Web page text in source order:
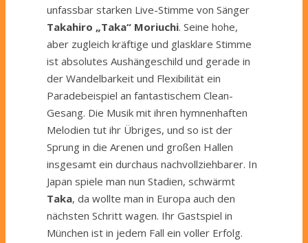
unfassbar starken Live-Stimme von Sänger
Takahiro „Taka“ Moriuchi. Seine hohe,
aber zugleich kräftige und glasklare Stimme
ist absolutes Aushängeschild und gerade in
der Wandelbarkeit und Flexibilität ein
Paradebeispiel an fantastischem Clean-
Gesang. Die Musik mit ihren hymnenhaften
Melodien tut ihr Übriges, und so ist der
Sprung in die Arenen und großen Hallen
insgesamt ein durchaus nachvollziehbarer. In
Japan spiele man nun Stadien, schwärmt
Taka, da wollte man in Europa auch den
nächsten Schritt wagen. Ihr Gastspiel in
München ist in jedem Fall ein voller Erfolg.